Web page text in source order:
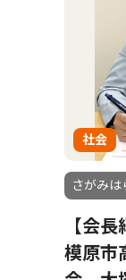
社会
さがみは
【会
模原市